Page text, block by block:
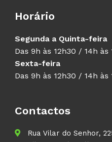
Horário
Segunda a Quinta-feira
Das 9h às 12h30 / 14h às
Sexta-feira
Das 9h às 12h30 / 14h às
Contactos
Rua Vilar do Senhor,